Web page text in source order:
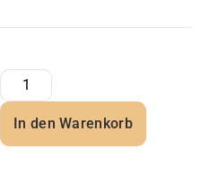
In den Warenkorb